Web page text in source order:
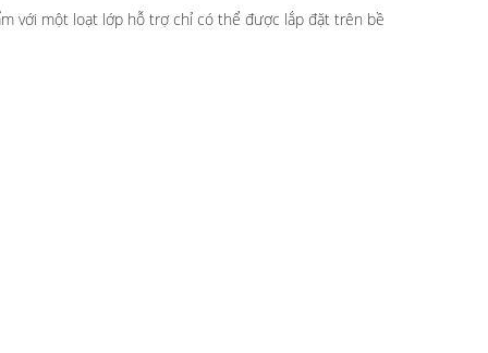
với một loạt lớp hỗ trợ chỉ có thể được lắp đặt trên bề